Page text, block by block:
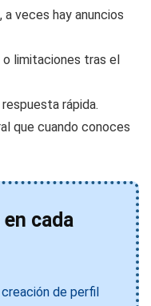
veces hay anuncios
limitaciones tras el
rápida.
que cuando conoces
cada
de perfil